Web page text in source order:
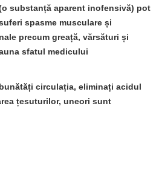
substanță aparent inofensivă) pot
spasme musculare și
precum greață, vărsături și
sfatul medicului
circulația, eliminați acidul
țesuturilor, uneori sunt